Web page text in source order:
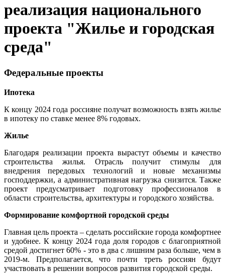
реализация национального
проекта "Жилье и городская
среда"
Федеральные проекты
Ипотека
К концу 2024 года россияне получат возможность взять жилье
в ипотеку по ставке менее 8% годовых.
Жилье
Благодаря реализации проекта вырастут объемы и качество
строительства жилья. Отрасль получит стимулы для
внедрения передовых технологий и новые механизмы
господдержки, а административная нагрузка снизится. Также
проект предусматривает подготовку профессионалов в
области строительства, архитектуры и городского хозяйства.
Формирование комфортной городской среды
Главная цель проекта – сделать российские города комфортнее
и удобнее. К концу 2024 года доля городов с благоприятной
средой достигнет 60% - это в два с лишним раза больше, чем в
2019-м. Предполагается, что почти треть россиян будут
участвовать в решении вопросов развития городской среды.